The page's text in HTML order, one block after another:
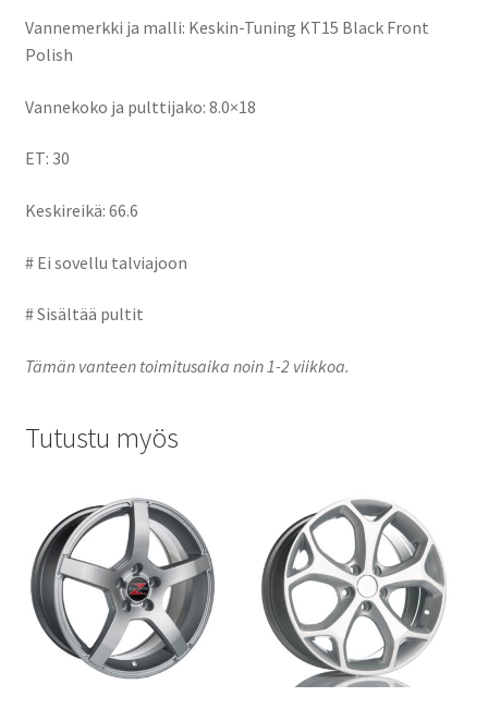
Vannemerkki ja malli: Keskin-Tuning KT15 Black Front
Polish
Vannekoko ja pulttijako: 8.0×18
ET: 30
Keskireikä: 66.6
# Ei sovellu talviajoon
# Sisältää pultit
Tämän vanteen toimitusaika noin 1-2 viikkoa.
Tutustu myös